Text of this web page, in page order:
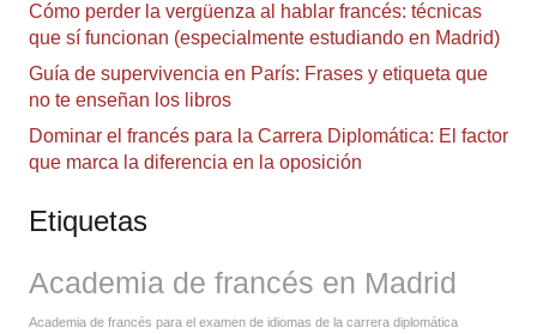
Cómo perder la vergüenza al hablar francés: técnicas
que sí funcionan (especialmente estudiando en Madrid)
Guía de supervivencia en París: Frases y etiqueta que
no te enseñan los libros
Dominar el francés para la Carrera Diplomática: El factor
que marca la diferencia en la oposición
Etiquetas
Academia de francés en Madrid
Academia de francés para el examen de idiomas de la carrera diplomática